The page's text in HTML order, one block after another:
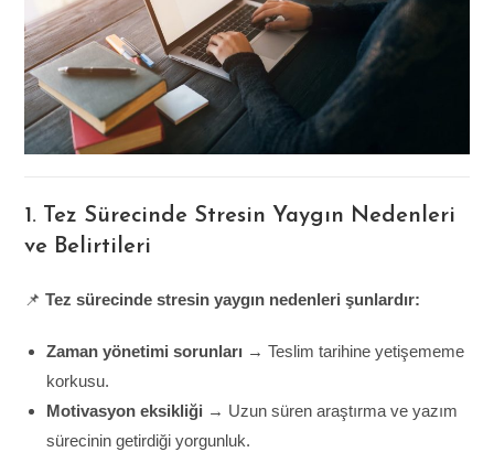
1. Tez Sürecinde Stresin Yaygın Nedenleri
ve Belirtileri
📌Tez sürecinde stresin yaygın nedenleri şunlardır:
Zaman yönetimi sorunları → Teslim tarihine yetişememe
korkusu.
Motivasyon eksikliği → Uzun süren araştırma ve yazım
sürecinin getirdiği yorgunluk.